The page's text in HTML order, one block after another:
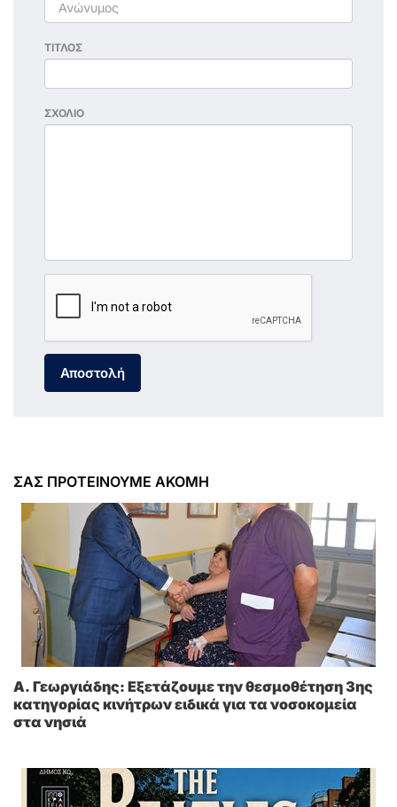
ΤΙΤΛΟΣ
ΣΧΟΛΙΟ
Αποστολή
ΣΑΣ ΠΡΟΤΕΙΝΟΥΜΕ ΑΚΟΜΗ
A. Γεωργιάδης: Eξετάζουμε την θεσμοθέτηση 3ης
κατηγορίας κινήτρων ειδικά για τα νοσοκομεία
στα νησιά